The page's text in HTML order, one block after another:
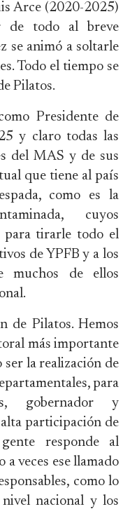
Arce (2020-2025)
de todo al breve
se animó a soltarle
Todo el tiempo se
Pilatos.
Presidente de
y claro todas las
del MAS y de sus
que tiene al país
como es la
cuyos
para tirarle todo el
de YPFB y a los
muchos de ellos
de Pilatos. Hemos
más importante
ser la realización de
para
gobernador y
participación de
responde al
a veces ese llamado
como lo
nacional y los